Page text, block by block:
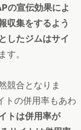
の宣伝効果によ
収集をするよう
したジムはサイ
す。
競合となりま
トの併用率もあわ
トは併用率が